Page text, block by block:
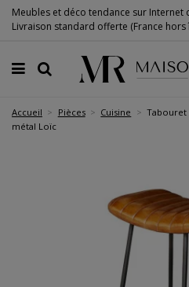
Meubles et déco tendance sur Internet
Livraison standard offerte (France hors
Accueil Pièces Cuisine
Tabouret
métal Loïc